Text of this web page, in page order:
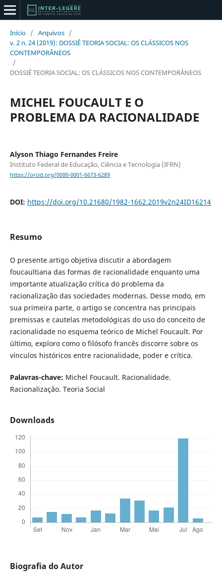
Início / Arquivos /
v. 2 n. 24 (2019): DOSSIÊ TEORIA SOCIAL: OS CLÁSSICOS NOS
CONTEMPORÂNEOS
/
DOSSIÊ TEORIA SOCIAL: OS CLÁSSICOS NOS CONTEMPORÂNEOS
MICHEL FOUCAULT E O
PROBLEMA DA RACIONALIDADE
Alyson Thiago Fernandes Freire
Instituto Federal de Educação, Ciência e Tecnologia (IFRN)
https://orcid.org/0000-0001-6673-6289
DOI: https://doi.org/10.21680/1982-1662.2019v2n24ID16214
Resumo
O presente artigo objetiva discutir a abordagem
foucaultiana das formas de racionalidade enquanto uma
importante atualização crítica do problema da
racionalização das sociedades modernas. Desse modo, em
sua primeira parte, o artigo se concentra nas principais
premissas e cautelas metodológicas do uso do conceito de
racionalidade no esquema teórico de Michel Foucault. Por
último, exploro como o filósofo francês discorre sobre os
vínculos históricos entre racionalidade, poder e crítica.
Palavras-chave: Michel Foucault. Racionalidade.
Racionalização. Teoria Social
Downloads
Biografia do Autor